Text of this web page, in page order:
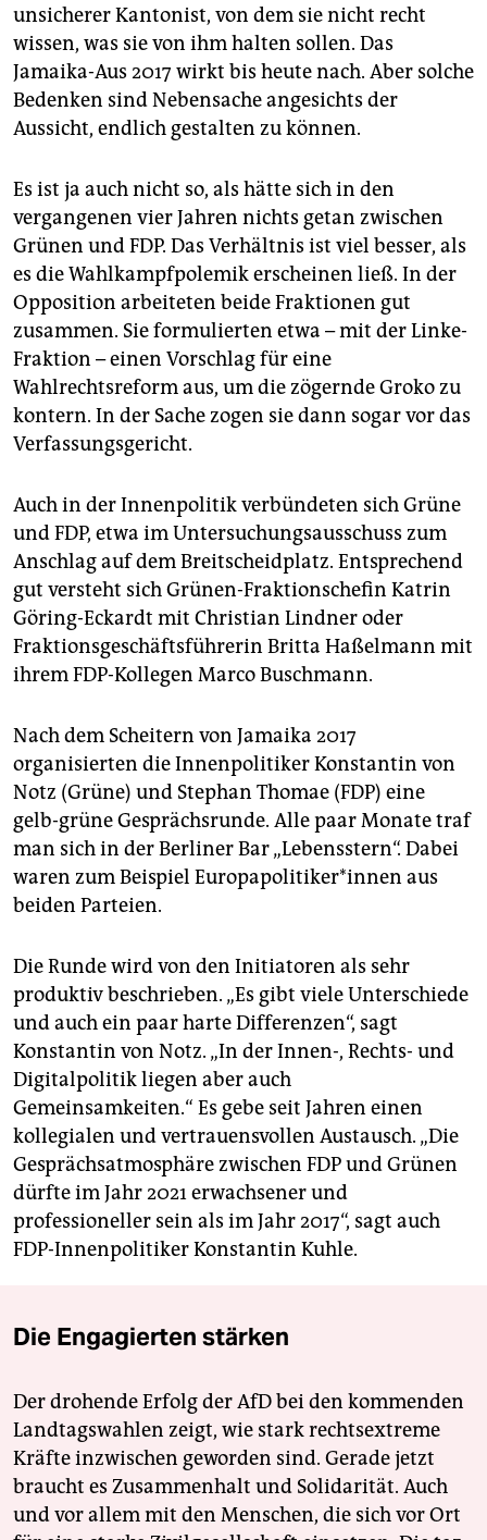
unsicherer Kantonist, von dem sie nicht recht
wissen, was sie von ihm halten sollen. Das
Jamaika-Aus 2017 wirkt bis heute nach. Aber solche
Bedenken sind Nebensache angesichts der
Aussicht, endlich gestalten zu können.
Es ist ja auch nicht so, als hätte sich in den
vergangenen vier Jahren nichts getan zwischen
Grünen und FDP. Das Verhältnis ist viel besser, als
es die Wahlkampfpolemik erscheinen ließ. In der
Opposition arbeiteten beide Fraktionen gut
zusammen. Sie formulierten etwa – mit der Linke-
Fraktion – einen Vorschlag für eine
Wahlrechtsreform aus, um die zögernde Groko zu
kontern. In der Sache zogen sie dann sogar vor das
Verfassungsgericht.
Auch in der Innenpolitik verbündeten sich Grüne
und FDP, etwa im Untersuchungsausschuss zum
Anschlag auf dem Breitscheidplatz. Entsprechend
gut versteht sich Grünen-Fraktionschefin Katrin
Göring-Eckardt mit Christian Lindner oder
Fraktionsgeschäftsführerin Britta Haßelmann mit
ihrem FDP-Kollegen Marco Buschmann.
Nach dem Scheitern von Jamaika 2017
organisierten die Innenpolitiker Konstantin von
Notz (Grüne) und Stephan Thomae (FDP) eine
gelb-grüne Gesprächsrunde. Alle paar Monate traf
man sich in der Berliner Bar „Lebensstern“. Dabei
waren zum Beispiel Eu­ro­pa­po­li­ti­ke­r*in­nen aus
beiden Parteien.
Die Runde wird von den Initiatoren als sehr
produktiv beschrieben. „Es gibt viele Unterschiede
und auch ein paar harte Differenzen“, sagt
Konstantin von Notz. „In der Innen-, Rechts- und
Digitalpolitik liegen aber auch
Gemeinsamkeiten.“ Es gebe seit Jahren einen
kollegialen und vertrauensvollen Austausch. „Die
Gesprächsatmosphäre zwischen FDP und Grünen
dürfte im Jahr 2021 erwachsener und
professioneller sein als im Jahr 2017“, sagt auch
FDP-Innenpolitiker Konstantin Kuhle.
Die Engagierten stärken
Der drohende Erfolg der AfD bei den kommenden
Landtagswahlen zeigt, wie stark rechtsextreme
Kräfte inzwischen geworden sind. Gerade jetzt
braucht es Zusammenhalt und Solidarität. Auch
und vor allem mit den Menschen, die sich vor Ort